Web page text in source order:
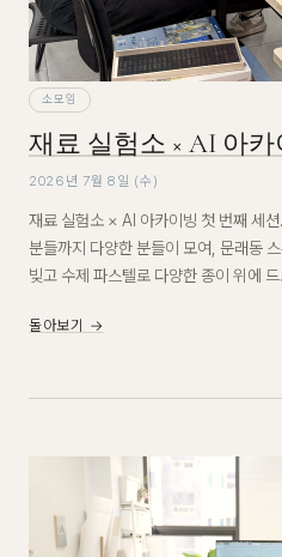
소모임
재료 실험소 × AI 아카
2026년 7월 8일 (수)
재료 실험소 × AI 아카이빙 첫 번째 세
분들까지 다양한 분들이 모여, 문래동
빚고 수제 파스텔로 다양한 종이 위에
돌아보기 →